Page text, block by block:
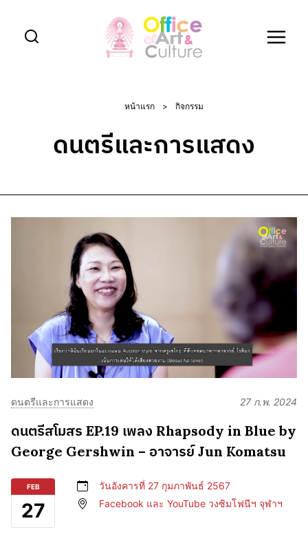
content
หน้าแรก > กิจกรรม
ดนตรีและการแสดง
ดนตรีและการแสดง 27 ก.พ. 2024
ดนตรีสโมสร EP.19 เพลง Rhapsody in Blue by
George Gershwin – อาจารย์ Jun Komatsu
FEB
27
วันอังคารที่ 27 กุมภาพันธ์ 2567
Facebook และ YouTube วงซิมโฟนีฯ จุฬาฯ